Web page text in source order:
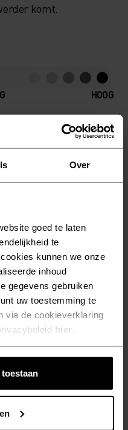
Over
goed te laten
te
kunnen we onze
inhoud
gegevens gebruiken
uw toestemming te
via de cookieverklaring
hier
komt.
HOOG
het vormbehoud
van polyester met
elastaan. Het resultaat?
bewegen.
sportkleding en
goede thermische